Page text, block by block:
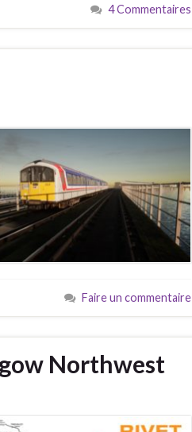
4 Commentaires
Faire un commentaire
Northwest